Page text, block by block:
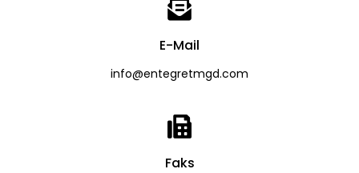
E-Mail
info@entegretmgd.com
Faks